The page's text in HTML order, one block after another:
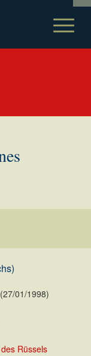
01/1998)
Rüssels